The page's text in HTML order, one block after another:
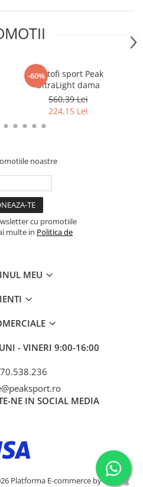
-60%
Pantofi sport Peak
UltraLight dama
560,39 Lei
224,15 Lei
noastre
cu promotiile
multe in Politica de
MEU
- VINERI 9:00-16:00
NE IN SOCIAL MEDIA
Platforma E-commerce by Gomag